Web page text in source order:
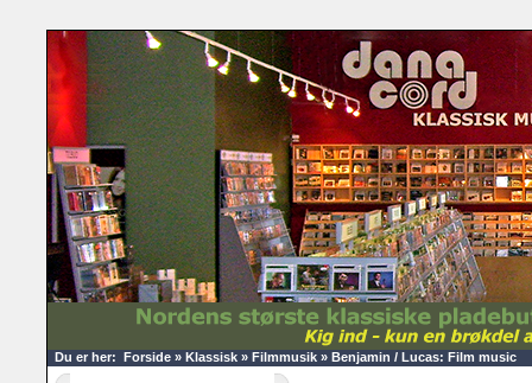
Du er her: Forside » Klassisk » Filmmusik » Benjamin / Lucas: Film music